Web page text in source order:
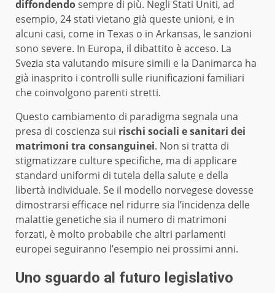
diffondendosempre di più. Negli Stati Uniti, ad
esempio, 24 stati vietano già queste unioni, e in
alcuni casi, come in Texas o in Arkansas, le sanzioni
sono severe. In Europa, il dibattito è acceso. La
Svezia sta valutando misure simili e la Danimarca ha
già inasprito i controlli sulle riunificazioni familiari
che coinvolgono parenti stretti.
Questo cambiamento di paradigma segnala una
presa di coscienza sui rischi sociali e sanitari dei
matrimoni tra consanguinei. Non si tratta di
stigmatizzare culture specifiche, ma di applicare
standard uniformi di tutela della salute e della
libertà individuale. Se il modello norvegese dovesse
dimostrarsi efficace nel ridurre sia l’incidenza delle
malattie genetiche sia il numero di matrimoni
forzati, è molto probabile che altri parlamenti
europei seguiranno l’esempio nei prossimi anni.
Uno sguardo al futuro legislativo